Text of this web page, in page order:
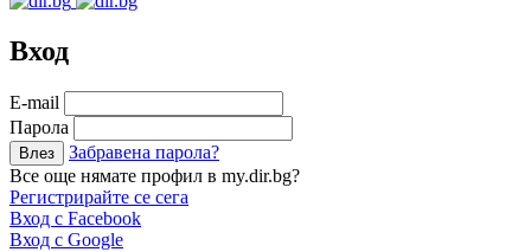
Вход
Е-mail
Парола
Забравена парола?
Все още нямате профил в my.dir.bg?
Регистрирайте се сега
Вход с Facebook
Вход с Google